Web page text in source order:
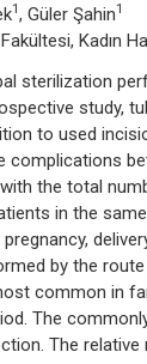
1 , Güler Şahin1
Kadın
sterilization
study,
to used
complications
the total
in the
by the
common in
The
The